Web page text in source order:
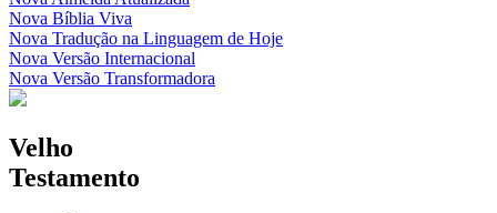
Nova Bíblia Viva
Nova Tradução na Linguagem de Hoje
Nova Versão Internacional
Nova Versão Transformadora
Velho
Testamento